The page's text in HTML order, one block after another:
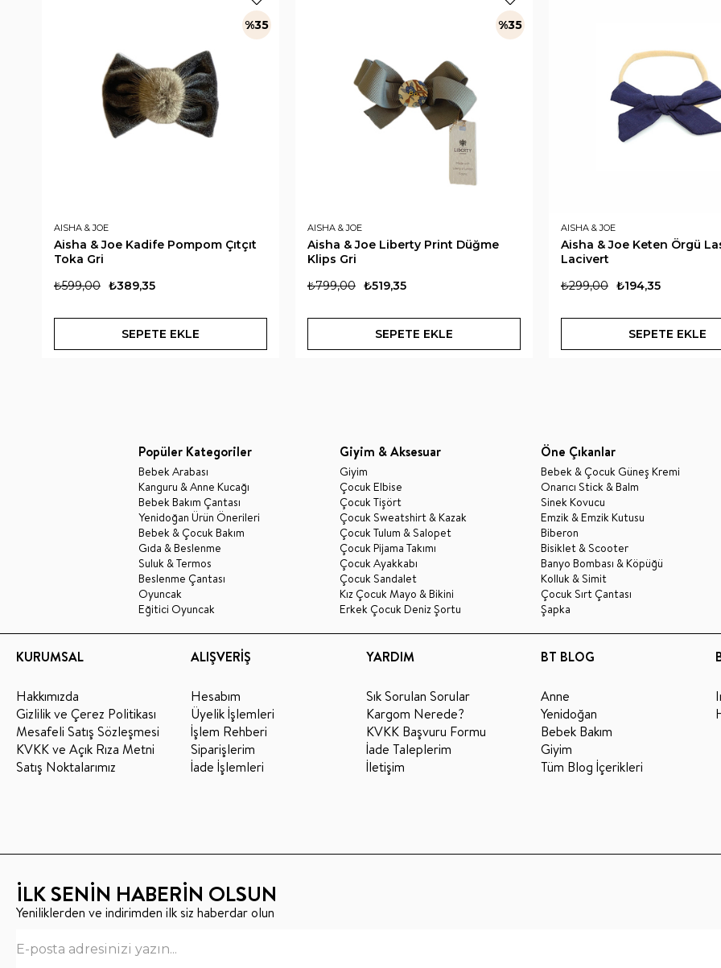
AISHA & JOE
Aisha & Joe Kadife Pompom Çıtçıt
Toka Gri
₺389,35
₺599,00
SEPETE EKLE
%35
AISHA & JOE
Aisha & Joe Liberty Print Düğme
Klips Gri
₺519,35
₺799,00
SEPETE EKLE
%35
AISHA & JOE
Aisha & Joe Keten Örgü
Lacivert
₺194,35
₺299,00
SEPETE EKLE
Popüler Kategoriler
Bebek Arabası
Kanguru & Anne Kucağı
Bebek Bakım Çantası
Yenidoğan Ürün Önerileri
Bebek & Çocuk Bakım
Gıda & Beslenme
Suluk & Termos
Beslenme Çantası
Oyuncak
Eğitici Oyuncak
Giyim & Aksesuar
Giyim
Çocuk Elbise
Çocuk Tişört
Çocuk Sweatshirt & Kazak
Çocuk Tulum & Salopet
Çocuk Pijama Takımı
Çocuk Ayakkabı
Çocuk Sandalet
Kız Çocuk Mayo & Bikini
Erkek Çocuk Deniz Şortu
Öne Çıkanlar
Bebek & Çocuk Güneş Kremi
Onarıcı Stick & Balm
Sinek Kovucu
Emzik & Emzik Kutusu
Biberon
Bisiklet & Scooter
Banyo Bombası & Köpüğü
Kolluk & Simit
Çocuk Sırt Çantası
Şapka
KURUMSAL
Hakkımızda
Gizlilik ve Çerez Politikası
Mesafeli Satış Sözleşmesi
KVKK ve Açık Rıza Metni
Satış Noktalarımız
ALIŞVERİŞ
Hesabım
Üyelik İşlemleri
İşlem Rehberi
Siparişlerim
İade İşlemleri
YARDIM
Sık Sorulan Sorular
Kargom Nerede?
KVKK Başvuru Formu
İade Taleplerim
İletişim
BT BLOG
Anne
Yenidoğan
Bebek Bakım
Giyim
Tüm Blog İçerikleri
İLK SENİN HABERİN OLSUN
Yeniliklerden ve indirimden ilk siz haberdar olun